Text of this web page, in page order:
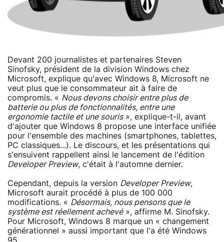
Devant 200 journalistes et partenaires Steven
Sinofsky, président de la division Windows chez
Microsoft, explique qu'avec Windows 8, Microsoft ne
veut plus que le consommateur ait à faire de
compromis. « Nous devons choisir entre plus de
batterie ou plus de fonctionnalités, entre une
ergonomie tactile et une souris», explique-t-il, avant
d'ajouter que Windows 8 propose une interface unifiée
pour l'ensemble des machines (smartphones, tablettes,
PC classiques...). Le discours, et les présentations qui
s'ensuivent rappellent ainsi le lancement de l'édition
Developer Preview, c'était à l'automne dernier.
Cependant, depuis la version Developer Preview,
Microsoft aurait procédé à plus de 100 000
modifications. « Désormais, nous pensons que le
système est réellement achevé», affirme M. Sinofsky.
Pour Microsoft, Windows 8 marque un « changement
générationnel » aussi important que l'a été Windows
95.